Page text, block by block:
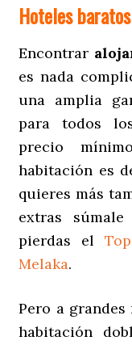
Hoteles
Encontrar
es nada
una amplia
para todos
precio
habitación es
quieres más
extras
pierdas el
Melaka.
Pero a
habitación